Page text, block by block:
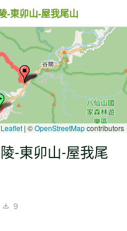
-東卯山-屋我尾山
Leaflet | ©OpenStreetMapcontributors
-東卯山-屋我尾
9